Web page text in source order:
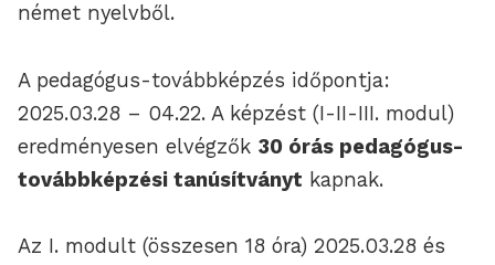
német nyelvből.
A pedagógus-továbbképzés időpontja:
2025.03.28 – 04.22. A képzést (I-II-III. modul)
eredményesen elvégzők 30 órás pedagógus-
továbbképzési tanúsítványt kapnak.
Az I. modult (összesen 18 óra) 2025.03.28 és